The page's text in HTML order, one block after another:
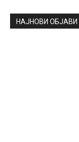
НАЈНОВИ ОБЈАВИ